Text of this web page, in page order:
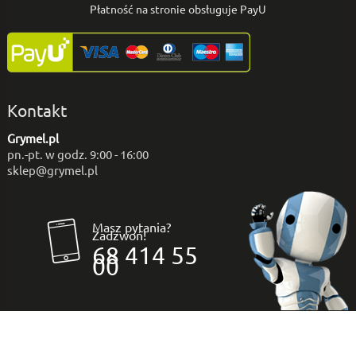
Płatność na stronie obsługuje PayU
Kontakt
Grymel.pl
pn.-pt. w godz. 9:00 - 16:00
sklep@grymel.pl
Masz pytania?
Zadzwoń!
68 414 55
00